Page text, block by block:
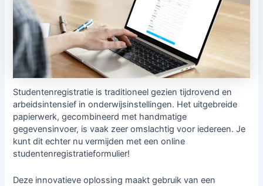
Studentenregistratie is traditioneel gezien tijdrovend en
arbeidsintensief in onderwijsinstellingen. Het uitgebreide
papierwerk, gecombineerd met handmatige
gegevensinvoer, is vaak zeer omslachtig voor iedereen. Je
kunt dit echter nu vermijden met een online
studentenregistratieformulier!
Deze innovatieve oplossing maakt gebruik van een